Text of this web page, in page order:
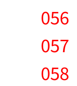
056
057
058